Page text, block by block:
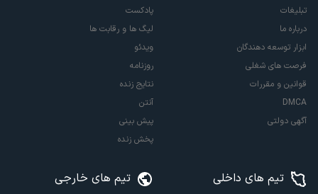
تبلیغات
درباره ما
ابزار توسعه دهندگان
فرصت های شغلی
قوانین و مقررات
DMCA
آگهی دولتی
پادکست
لیگ ها و رقابت ها
ویدئو
روزنامه
نتایج زنده
آنتن
پیش بینی
پخش زنده
تیم های داخلی تیم های خارجی